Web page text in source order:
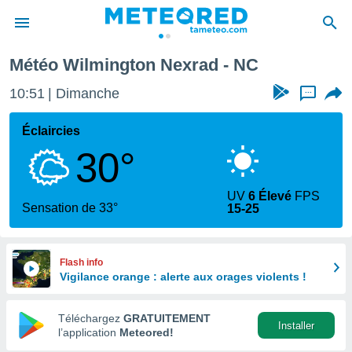
de
Météo Wilmington Nexrad - NC
10:51 Dimanche ...
Éclaircies
30°
Sensation de 33°
UV6 Élevé FPS
15-25
Flash info
Vigilance orange : alerte aux orages violents !
Téléchargez GRATUITEMENT
l’application Meteored!
Installer